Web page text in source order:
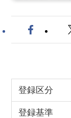
登録区分
登録基準